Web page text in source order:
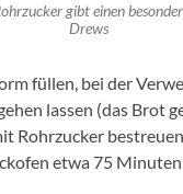
gibt einen
Drews
füllen, bei der
lassen (das Brot
Rohrzucker
etwa 75 Minuten